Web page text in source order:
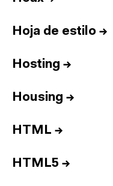
Hoja de estilo →
Hosting →
Housing →
HTML →
HTML5 →